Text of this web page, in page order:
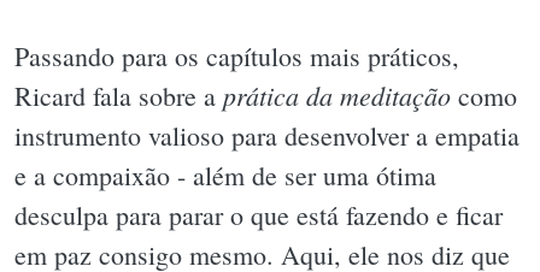
Passando para os capítulos mais práticos,
Ricard fala sobre a prática da meditação como
instrumento valioso para desenvolver a empatia
e a compaixão - além de ser uma ótima
desculpa para parar o que está fazendo e ficar
em paz consigo mesmo. Aqui, ele nos diz que